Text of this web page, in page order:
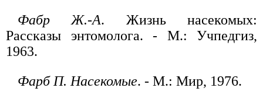
Фабр Ж.-А. Жизнь насекомых:
Рассказы энтомолога. - М.: Учпедгиз,
1963.
Фарб П. Насекомые. - М.: Мир, 1976.